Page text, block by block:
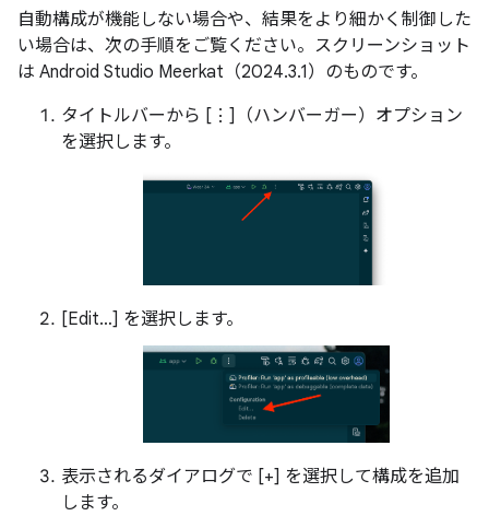
自動構成が機能しない場合や、結果をより細かく制御した
い場合は、次の手順をご覧ください。スクリーンショット
は Android Studio Meerkat（2024.3.1）のものです。
タイトルバーから [⋮]（ハンバーガー）オプション
を選択します。
[Edit…] を選択します。
表示されるダイアログで [+] を選択して構成を追加
します。